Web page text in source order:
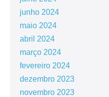
junho 2024
maio 2024
abril 2024
março 2024
fevereiro 2024
dezembro 2023
novembro 2023